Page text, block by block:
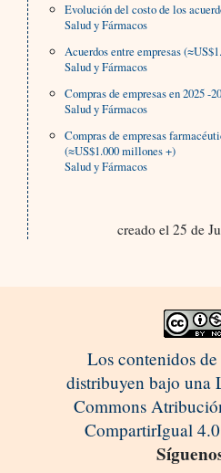
Evolución del costo de los
Salud y Fármacos
Acuerdos entre empresas
Salud y Fármacos
Compras de empresas en 2025 -
Salud y Fármacos
Compras de empresas
(≈US$1.000 millones +)
Salud y Fármacos
creado el 25 de
Los contenidos de
distribuyen bajo una
Commons
CompartirIgual